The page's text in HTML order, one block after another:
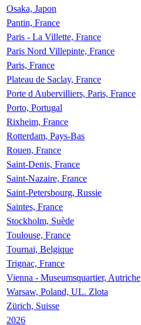
Osaka, Japon
Pantin, France
Paris - La Villette, France
Paris Nord Villepinte, France
Paris, France
Plateau de Saclay, France
Porte d Aubervilliers, Paris, France
Porto, Portugal
Rixheim, France
Rotterdam, Pays-Bas
Rouen, France
Saint-Denis, France
Saint-Nazaire, France
Saint-Petersbourg, Russie
Saintes, France
Stockholm, Suède
Toulouse, France
Tournai, Belgique
Trignac, France
Vienna - Museumsquartier, Autriche
Warsaw, Poland, UL. Zlota
Zürich, Suisse
2026